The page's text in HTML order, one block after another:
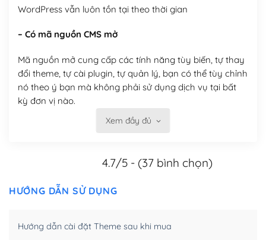
WordPress vẫn luôn tồn tại theo thời gian
– Có mã nguồn CMS mở
Mã nguồn mở cung cấp các tính năng tùy biến, tự thay
đổi theme, tự cài plugin, tự quản lý, bạn có thể tùy chỉnh
nó theo ý bạn mà không phải sử dụng dịch vụ tại bất
kỳ đơn vị nào.
Việc của bạn là đăng ký một tên miền và hosting để
Có thể tùy biến trên website WordPress
– Thân thiện với công cụ tìm kiếm
WordPress bao gồm nhiều công cụ và plugin để tối ưu
Xem đầy đủ
4.7/5 - (37 bình chọn)
HƯỚNG DẪN SỬ DỤNG
Hướng dẫn cài đặt Theme sau khi mua